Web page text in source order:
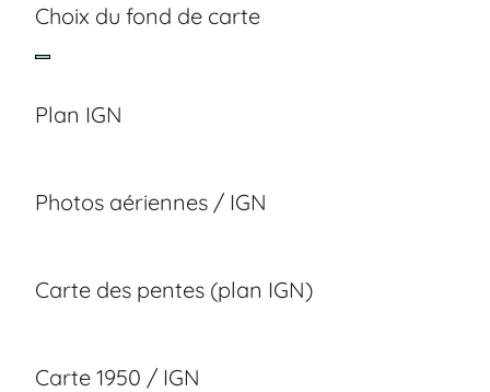
Choix du fond de carte
Plan IGN
Photos aériennes / IGN
Carte des pentes (plan IGN)
Carte 1950 / IGN